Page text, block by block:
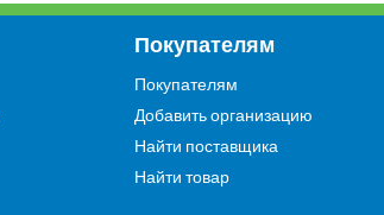
Покупателям
Покупателям
Добавить организацию
Найти поставщика
Найти товар